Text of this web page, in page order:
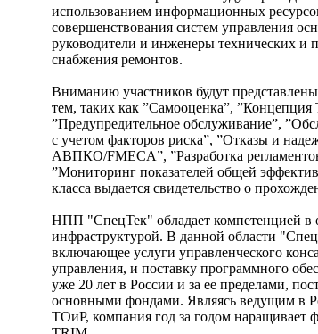
использованием информационных
совершенствования систем управления
руководители и инженеры технических и
снабжения ремонтов.
Вниманию участников будут
тем, таких как ”Самооценка”,
”Предупредительное обслуживание”,
с учетом факторов риска”, ”Отказы и
АВПКО/FMECA”, ”Разработка
”Мониторинг показателей общей
класса выдается свидетельство о
НПП "СпецТек" обладает компетенцией
инфраструктурой. В данной области
включающее услуги управленческого
управления, и поставку программного
уже 20 лет в России и за ее пределами,
основными фондами. Являясь ведущим в
ТОиР, компания год за годом наращивает